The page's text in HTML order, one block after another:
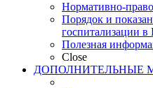
Нормативно-
Порядок и
госпитализации
Полезная
Close
ДОПОЛНИТЕЛЬНЫЕ